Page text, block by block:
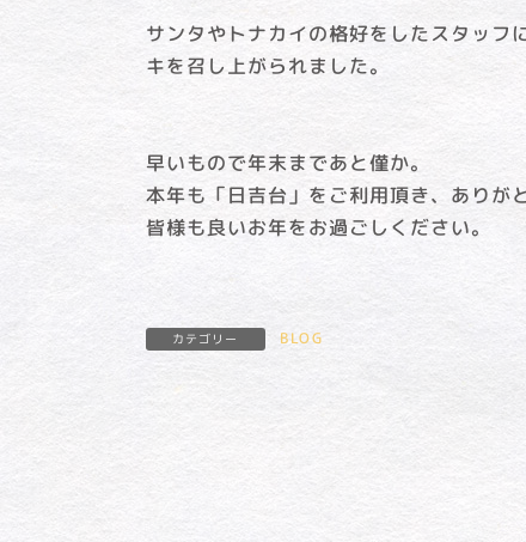
サンタやトナカイの格好をしたスタッフ
キを召し上がられました。
早いもので年末まであと僅か。
本年も「日吉台」をご利用頂き、ありが
皆様も良いお年をお過ごしください。
カテゴリー BLOG